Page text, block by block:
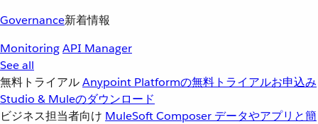
Governance新着情報
MonitoringAPI Manager
See all
無料トライアルAnypoint Platformの無料トライアルお申込み
Studio & Muleのダウンロード
ビジネス担当者向け MuleSoft Composer データやアプリと簡